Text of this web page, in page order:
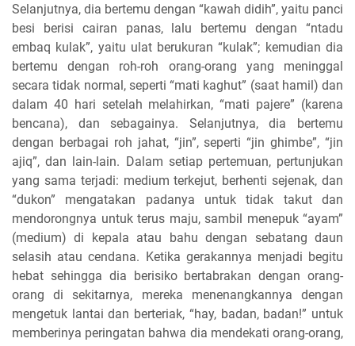
Selanjutnya, dia bertemu dengan “kawah didih”, yaitu panci
besi berisi cairan panas, lalu bertemu dengan “ntadu
embaq kulak”, yaitu ulat berukuran “kulak”; kemudian dia
bertemu dengan roh-roh orang-orang yang meninggal
secara tidak normal, seperti “mati kaghut” (saat hamil) dan
dalam 40 hari setelah melahirkan, “mati pajere” (karena
bencana), dan sebagainya. Selanjutnya, dia bertemu
dengan berbagai roh jahat, “jin”, seperti “jin ghimbe”, “jin
ajiq”, dan lain-lain. Dalam setiap pertemuan, pertunjukan
yang sama terjadi: medium terkejut, berhenti sejenak, dan
“dukon” mengatakan padanya untuk tidak takut dan
mendorongnya untuk terus maju, sambil menepuk “ayam”
(medium) di kepala atau bahu dengan sebatang daun
selasih atau cendana. Ketika gerakannya menjadi begitu
hebat sehingga dia berisiko bertabrakan dengan orang-
orang di sekitarnya, mereka menenangkannya dengan
mengetuk lantai dan berteriak, “hay, badan, badan!” untuk
memberinya peringatan bahwa dia mendekati orang-orang,